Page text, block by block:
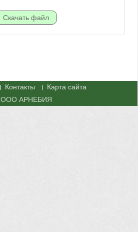
Контакты
Карта сайта
ООО АРНЕБИЯ